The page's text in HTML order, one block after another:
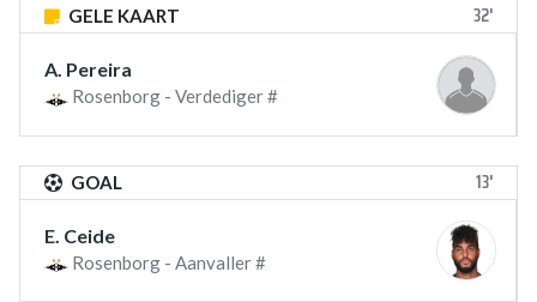
GELE KAART 32'
A. Pereira
Rosenborg - Verdediger #
GOAL 13'
E. Ceide
Rosenborg - Aanvaller #